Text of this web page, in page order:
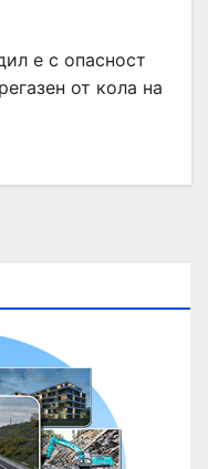
е с опасност
от кола на